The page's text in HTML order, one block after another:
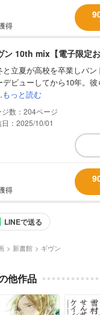
得
ン 10th mix【電子限定お
と立夏が高校を卒業しバ
デビューしてから10年。
もっと読む
204
：2025/10/01
得
LINEで送る
新書館 ギヴン
他作品